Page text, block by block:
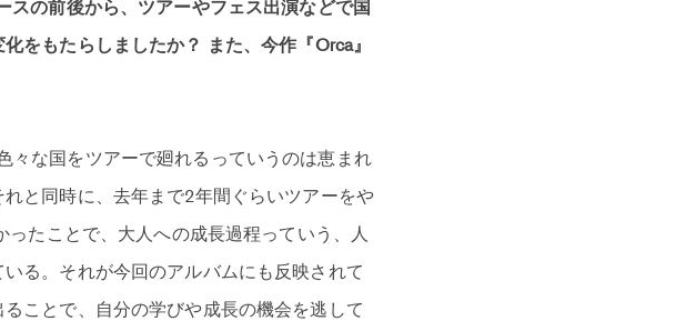
の前後から、ツアーやフェス出演などで国
をもたらしましたか？ また、今作『Orca』
々な国をツアーで廻れるっていうのは恵まれ
と同時に、去年まで2年間ぐらいツアーをや
たことで、大人への成長過程っていう、人
る。それが今回のアルバムにも反映されて
ことで、自分の学びや成長の機会を逃して